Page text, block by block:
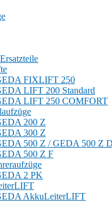
FIXLIFT 250
LIFT 200 Standard
LIFT 250 COMFORT
200 Z
300 Z
500 Z / GEDA 500 Z
500 Z F
2 PK
AkkuLeiterLIFT